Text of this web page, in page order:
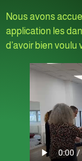
Nous avons
application les
d’avoir bien voulu